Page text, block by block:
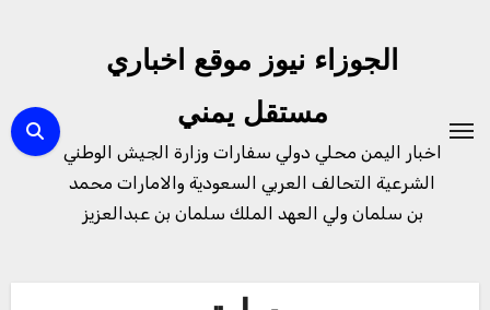
الجوزاء نيوز موقع اخباري
مستقل يمني
اخبار اليمن محلي دولي سفارات وزارة الجيش الوطني
الشرعية التحالف العربي السعودية والامارات محمد
بن سلمان ولي العهد الملك سلمان بن عبدالعزيز